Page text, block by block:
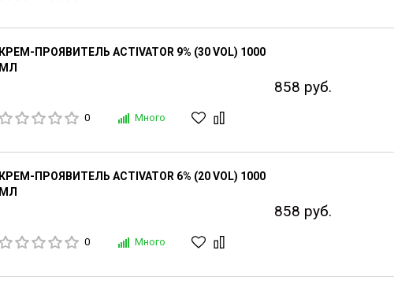
КРЕМ-ПРОЯВИТЕЛЬ ACTIVATOR 9% (30 VOL) 1000
МЛ
0 Много
858 руб.
КРЕМ-ПРОЯВИТЕЛЬ ACTIVATOR 6% (20 VOL) 1000
МЛ
0 Много
858 руб.